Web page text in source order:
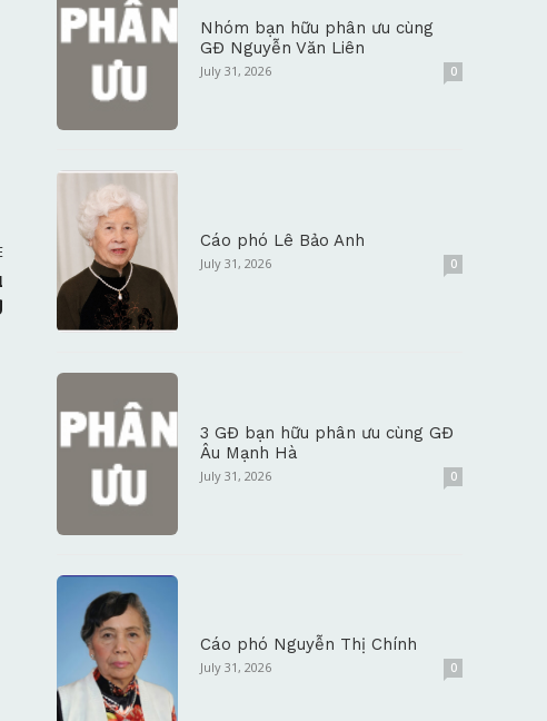
Nhóm bạn hữu phân ưu cùng
GĐ Nguyễn Văn Liên
July 31, 2026 0
Cáo phó Lê Bảo Anh
July 31, 2026 0
3 GĐ bạn hữu phân ưu cùng GĐ
Âu Mạnh Hà
July 31, 2026 0
Cáo phó Nguyễn Thị Chính
July 31, 2026 0